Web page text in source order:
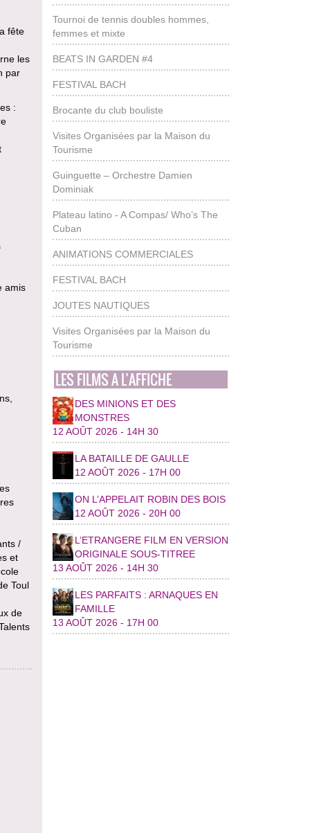
fête
les
par
:
amis
/
et
Toul
de
Tournoi de tennis doubles hommes,
femmes et mixte
BEATS IN GARDEN #4
FESTIVAL BACH
Brocante du club bouliste
Visites Organisées par la Maison du
Tourisme
Guinguette – Orchestre Damien
Dominiak
Plateau latino - A Compas/ Who’s The
Cuban
ANIMATIONS COMMERCIALES
FESTIVAL BACH
JOUTES NAUTIQUES
Visites Organisées par la Maison du
Tourisme
LES FILMS A L’AFFICHE
DES MINIONS ET DES
MONSTRES
12 AOÛT 2026 - 14H 30
LA BATAILLE DE GAULLE
12 AOÛT 2026 - 17H 00
ON L’APPELAIT ROBIN DES BOIS
12 AOÛT 2026 - 20H 00
L’ETRANGERE FILM EN VERSION
ORIGINALE SOUS-TITREE
13 AOÛT 2026 - 14H 30
LES PARFAITS : ARNAQUES EN
FAMILLE
13 AOÛT 2026 - 17H 00